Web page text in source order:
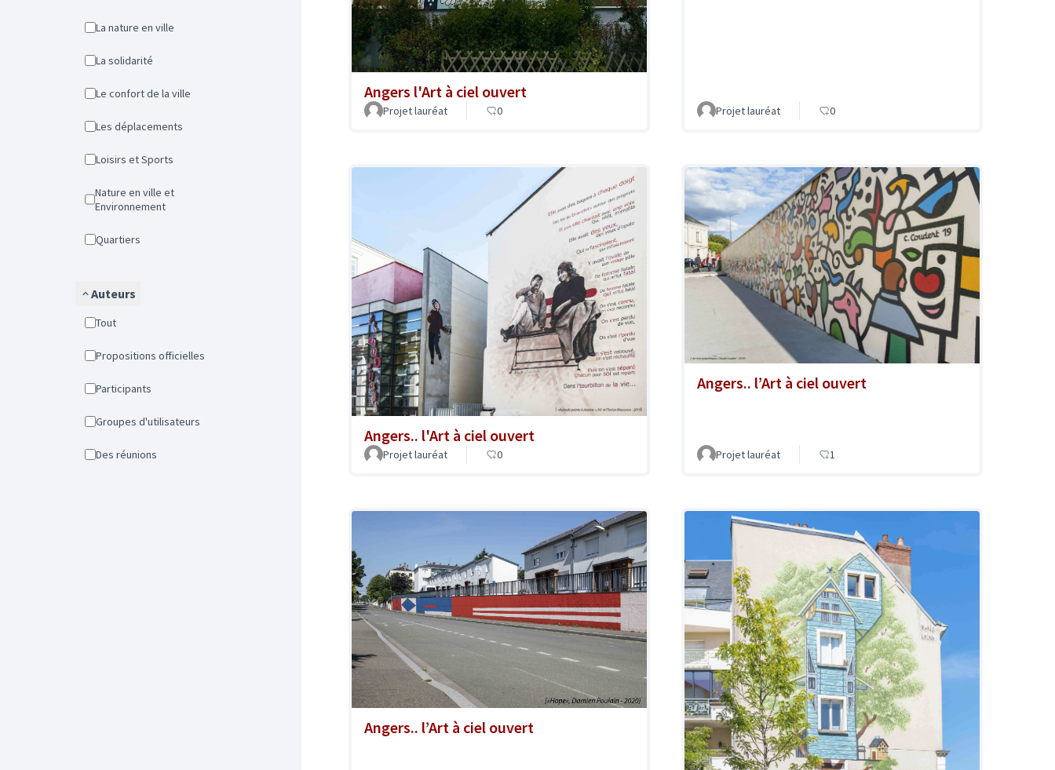
La nature en ville
La solidarité
Le confort de la ville
Les déplacements
Loisirs et Sports
Nature en ville et
Environnement
Quartiers
Auteurs
Tout
Propositions officielles
Participants
Groupes d'utilisateurs
Des réunions
Angers l'Art à ciel ouvert
Projet lauréat 0 Projet lauréat 0
Angers.. l'Art à ciel ouvert
Projet lauréat 0
Angers.. l’Art à ciel ouvert
Projet lauréat 1
Angers.. l’Art à ciel ouvert